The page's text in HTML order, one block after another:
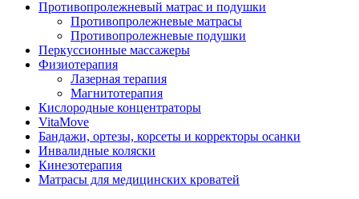
Противопролежневый матрас и подушки
Противопролежневые матрасы
Противопролежневые подушки
Перкуссионные массажеры
Физиотерапия
Лазерная терапия
Магнитотерапия
Кислородные концентраторы
VitaMove
Бандажи, ортезы, корсеты и корректоры осанки
Инвалидные коляски
Кинезотерапия
Матрасы для медицинских кроватей